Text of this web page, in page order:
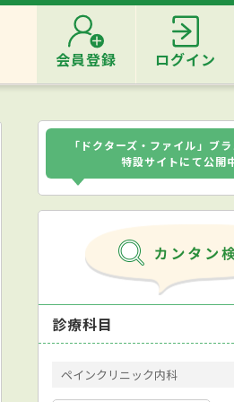
会員登録 ログイン
「ドクターズ・ファイル」ブ
特設サイトにて公開
診療科目
ペインクリニック内科